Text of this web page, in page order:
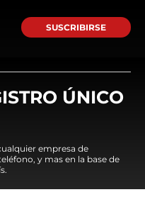
SUSCRIBIRSE
ÚNICO
empresa de
y mas en la base de